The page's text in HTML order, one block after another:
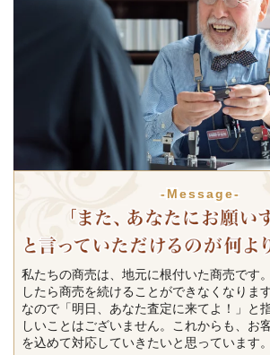
-Message-
私たちの商売は、地元に根付いた商売です
したら商売を続けることができなくなります
なので「明日、あなた査定に来てよ！」と
しいことはございません。これからも、お
を込めて対応していきたいと思っています。